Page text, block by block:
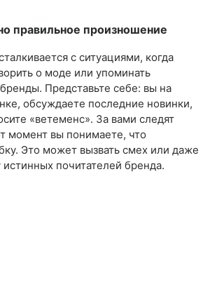
правильное произношение
с ситуациями, когда
о моде или упоминать
Представьте себе: вы на
обсуждаете последние новинки,
«ветеменс». За вами следят
момент вы понимаете, что
Это может вызвать смех или даже
истинных почитателей бренда.